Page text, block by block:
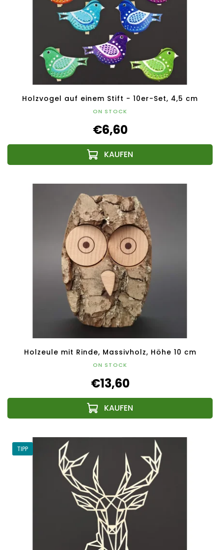
Holzvogel auf einem Stift - 10er-Set, 4,5 cm
ON STOCK
€6,60
Holzeule mit Rinde, Massivholz, Höhe 10 cm
ON STOCK
€13,60
TIPP